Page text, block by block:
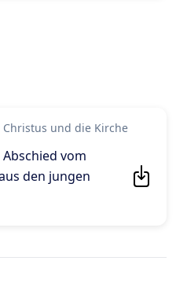
Christus und die Kirche
vom
den jungen